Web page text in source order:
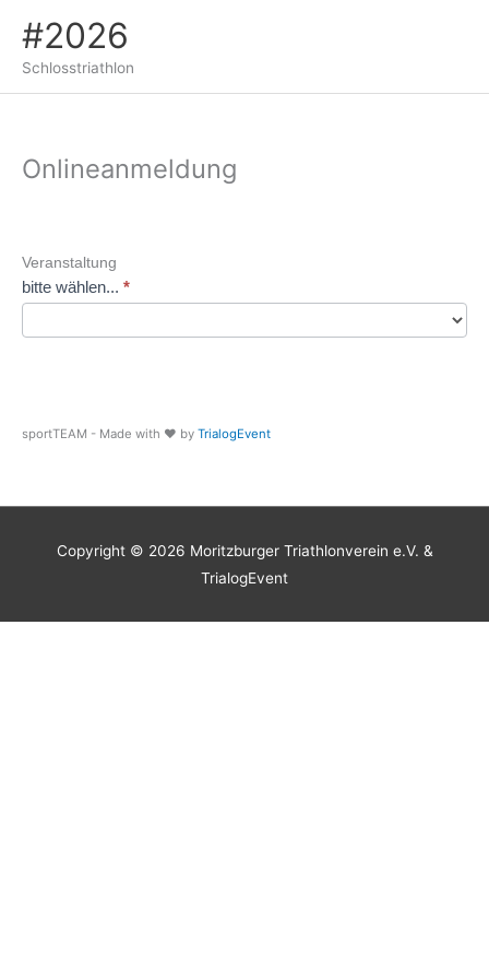
#2026
Schlosstriathlon
Onlineanmeldung
Veranstaltung
bitte wählen... *
sportTEAM - Made with ❤️ by TrialogEvent
Copyright © 2026 Moritzburger Triathlonverein e.V. &
TrialogEvent